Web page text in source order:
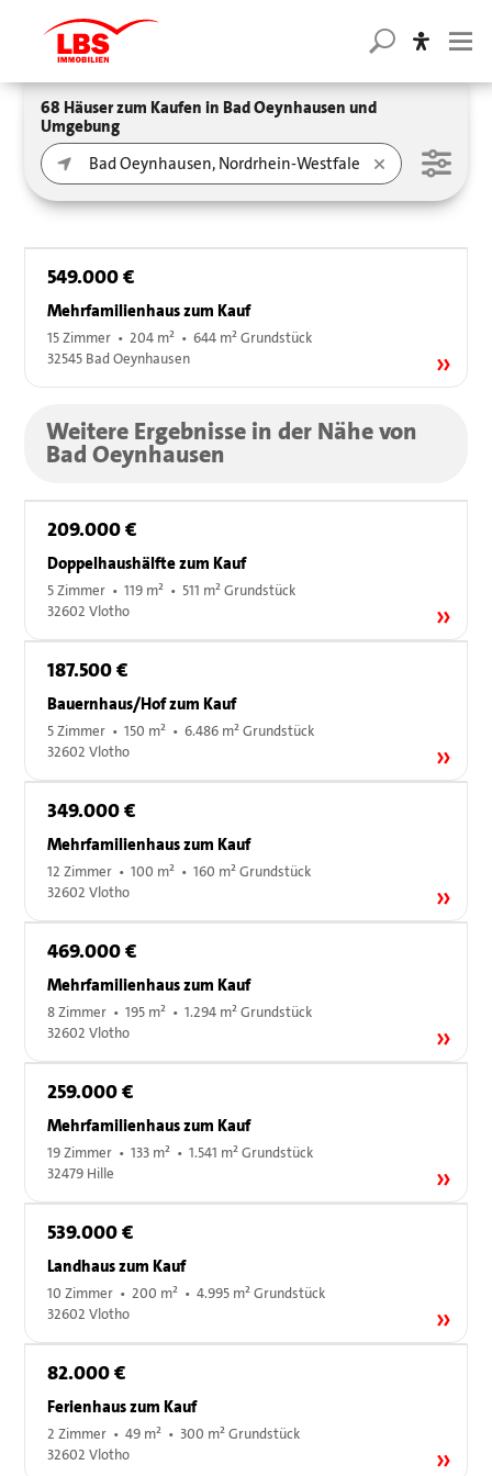
68 Häuser zum Kaufen in Bad Oeynhausen und
Umgebung
549.000 €
Mehrfamilienhaus zum Kauf
15 Zimmer • 204 m² • 644 m² Grundstück
32545 Bad Oeynhausen
Weitere Ergebnisse in der Nähe von
Bad Oeynhausen
209.000 €
Doppelhaushälfte zum Kauf
5 Zimmer • 119 m² • 511 m² Grundstück
32602 Vlotho
187.500 €
Bauernhaus/Hof zum Kauf
5 Zimmer • 150 m² • 6.486 m² Grundstück
32602 Vlotho
349.000 €
Mehrfamilienhaus zum Kauf
12 Zimmer • 100 m² • 160 m² Grundstück
32602 Vlotho
469.000 €
Mehrfamilienhaus zum Kauf
8 Zimmer • 195 m² • 1.294 m² Grundstück
32602 Vlotho
259.000 €
Mehrfamilienhaus zum Kauf
19 Zimmer • 133 m² • 1.541 m² Grundstück
32479 Hille
539.000 €
Landhaus zum Kauf
10 Zimmer • 200 m² • 4.995 m² Grundstück
32602 Vlotho
82.000 €
Ferienhaus zum Kauf
2 Zimmer • 49 m² • 300 m² Grundstück
32602 Vlotho